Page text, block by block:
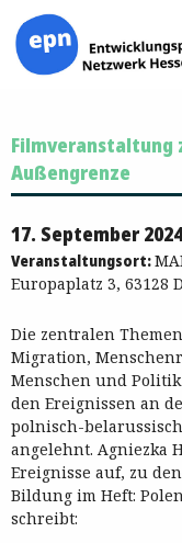
Inhalt
springen
Filmveranstaltung
Außengrenze
17. September
Veranstaltungsort:
Europaplatz 3, 63128
Die zentralen
Migration,
Menschen und
den Ereignissen an
polnisch-
angelehnt. Agniezka
Ereignisse auf, zu
Bildung im Heft:
schreibt: